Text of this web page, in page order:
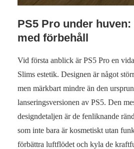
PS5 Pro under
med förbehåll
Vid första anblick är PS5 Pro en
Slims estetik. Designen är något
men märkbart mindre än den
lanseringsversionen av PS5. Den
designdetaljen är de fenliknande
som inte bara är kosmetiskt utan
förbättra luftflödet och kyla de